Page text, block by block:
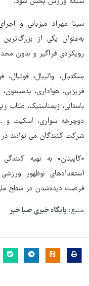
سینا مهراد میزبانی و
به‌عنوان یکی از بزرگ‌ترین
رویکردی فراگیر و بدون
بسکتبال، والیبال،
فریزبی، هواداری،
باستانی، ژیمناستیک، طناب
دوچرخه سواری، اسکیت و
شرکت کنندگان می توانند
«کاپیتان» به تهیه
استعدادهای نوظهور
فرصت دیده‌شدن در سطح ملی
منبع: پایگاه خبری صبا خبر